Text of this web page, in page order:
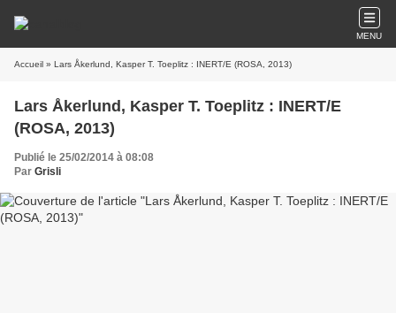
MENU
Accueil » Lars Åkerlund, Kasper T. Toeplitz : INERT/E (ROSA, 2013)
Lars Åkerlund, Kasper T. Toeplitz : INERT/E
(ROSA, 2013)
Publié le 25/02/2014 à 08:08
Par Grisli